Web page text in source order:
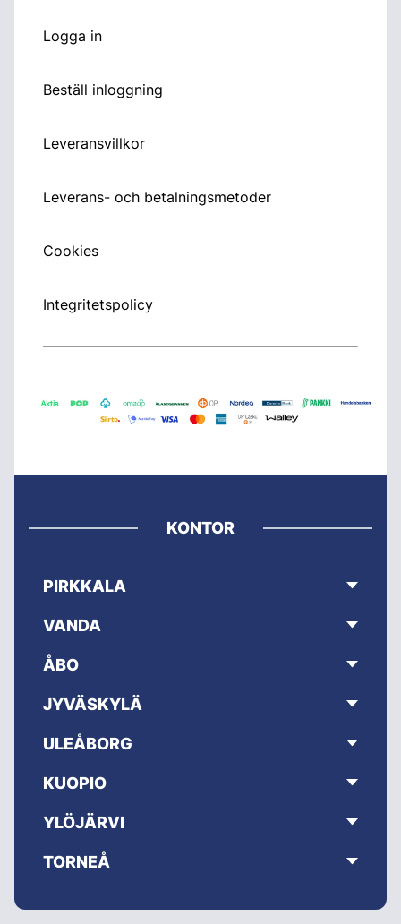
Logga in
Beställ inloggning
Leveransvillkor
Leverans- och betalningsmetoder
Cookies
Integritetspolicy
KONTOR
PIRKKALA
VANDA
ÅBO
JYVÄSKYLÄ
ULEÅBORG
KUOPIO
YLÖJÄRVI
TORNEÅ